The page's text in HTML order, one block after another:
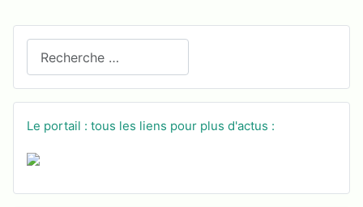
Le portail : tous les liens pour plus d'actus :